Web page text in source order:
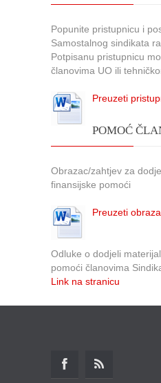
Popunite pristupnicu i
Samostalnog sindikata
Potpisanu pristupnicu
članovima UO ili
Preuzeti
POMOĆ
Obrazac/zahtjev za
finansijske pomoći
Preuzeti
Odluke o dodjeli
pomoći članovima
Link na stranicu